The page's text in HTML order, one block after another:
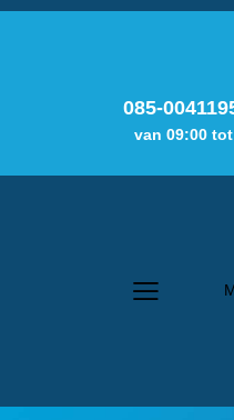
085-
van 09:00